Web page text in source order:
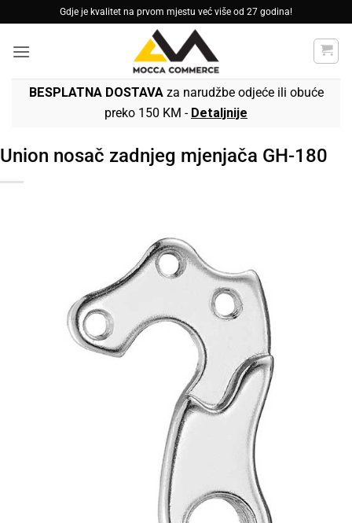
to
content
Gdje je kvalitet na prvom mjestu već više od 27 godina!
BESPLATNA DOSTAVAza narudžbe odjeće ili obuće
preko 150 KM - Detaljnije
Union nosač zadnjeg mjenjača GH-180